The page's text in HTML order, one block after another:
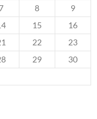
8
9
15
16
22
23
29
30